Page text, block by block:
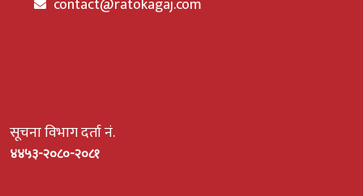
contact@ratokagaj.com
सूचना विभाग दर्ता नं.
४४५३-२०८०-२०८१